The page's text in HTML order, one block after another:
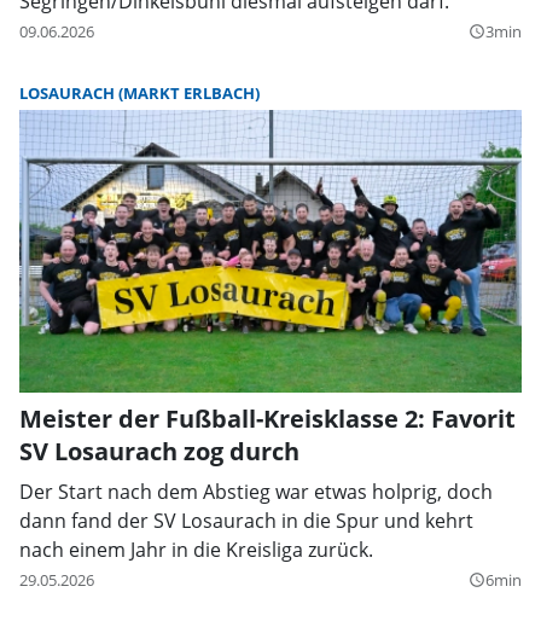
09.06.2026 query_builder3min
LOSAURACH (MARKT ERLBACH)
Meister der Fußball-Kreisklasse 2: Favorit
SV Losaurach zog durch
Der Start nach dem Abstieg war etwas holprig, doch
dann fand der SV Losaurach in die Spur und kehrt
nach einem Jahr in die Kreisliga zurück.
29.05.2026 query_builder6min